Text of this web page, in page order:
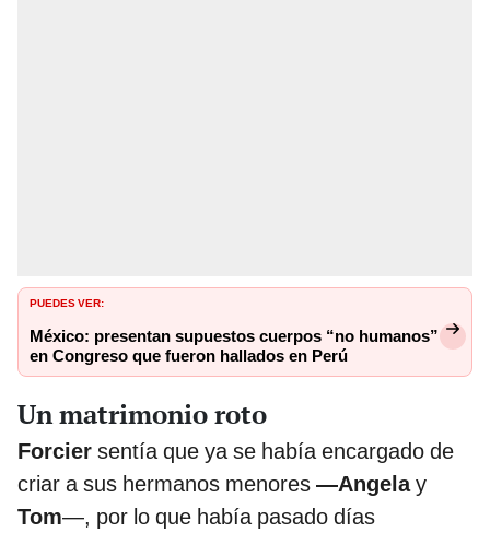
PUEDES VER:
México: presentan supuestos cuerpos “no humanos”
en Congreso que fueron hallados en Perú
Un matrimonio roto
Forcier sentía que ya se había encargado de
criar a sus hermanos menores —Angelay
Tom—, por lo que había pasado días